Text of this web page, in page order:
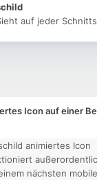
auf jeder
Icon auf einer
animiertes Icon
nächsten